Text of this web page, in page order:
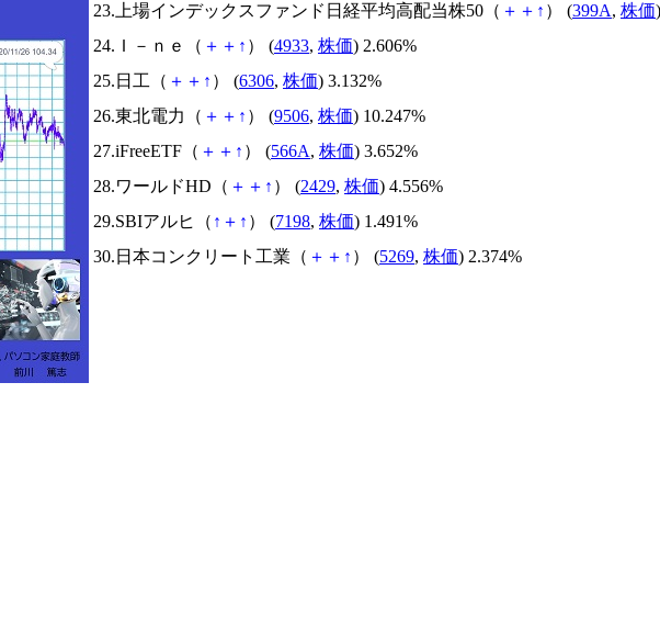
23.上場インデックスファンド日経平均高配当株50（ ＋ ＋ ↑ ） (399A, 株価
24.Ｉ－ｎｅ（ ＋ ＋ ↑ ） (4933, 株価) 2.606%
25.日工（ ＋ ＋ ↑ ） (6306, 株価) 3.132%
26.東北電力（ ＋ ＋ ↑ ） (9506, 株価) 10.247%
27.iFreeETF（ ＋ ＋ ↑ ） (566A, 株価) 3.652%
28.ワールドHD（ ＋ ＋ ↑ ） (2429, 株価) 4.556%
29.SBIアルヒ（ ↑ ＋ ↑ ） (7198, 株価) 1.491%
30.日本コンクリート工業（ ＋ ＋ ↑ ） (5269, 株価) 2.374%